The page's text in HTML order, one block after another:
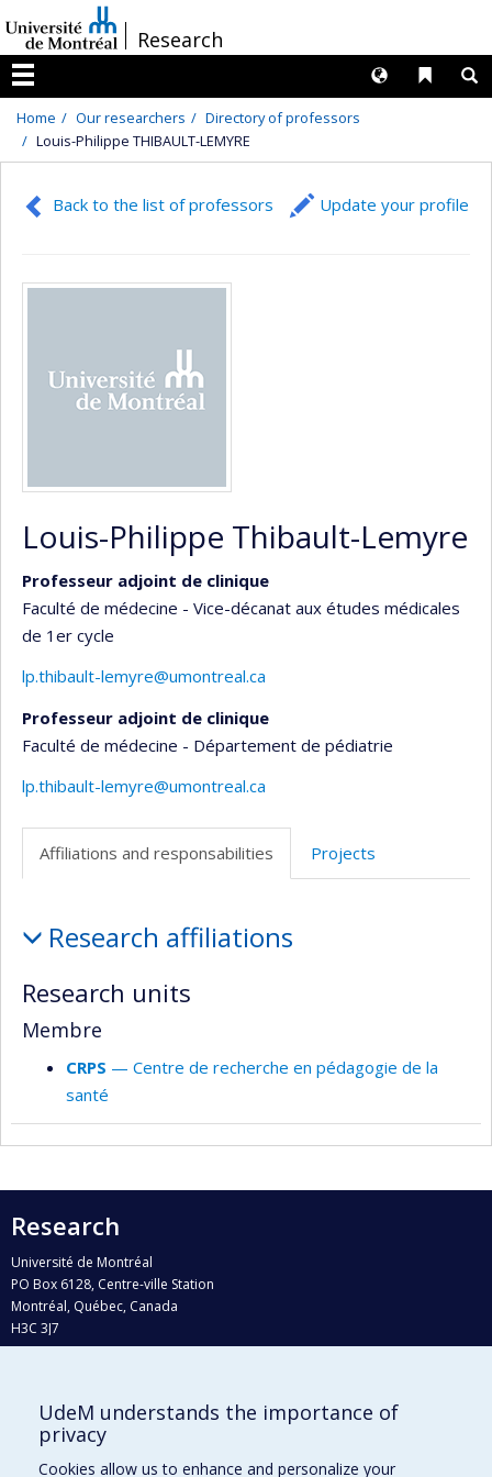
au
contenu
/Research
Menu
Liens
Langues
Home Our researchers
Directory of professors
Louis-Philippe THIBAULT-LEMYRE
Back to the list of professors Update your profile
Louis-Philippe Thibault-Lemyre
Professeur adjoint de clinique
Faculté de médecine - Vice-décanat aux études médicales
de 1er cycle
lp.thibault-lemyre@umontreal.ca
Professeur adjoint de clinique
Faculté de médecine - Département de pédiatrie
lp.thibault-lemyre@umontreal.ca
Affiliations and responsabilities Projects
and
responsabilities
Research affiliations
Research units
Membre
CRPS — Centre de recherche en pédagogie de la
santé
Research
Université de Montréal
PO Box 6128, Centre-ville Station
Montréal, Québec, Canada
H3C 3J7
Who does what?
Find us
UdeM understands the importance of
privacy
Cookies allow us to enhance and personalize your